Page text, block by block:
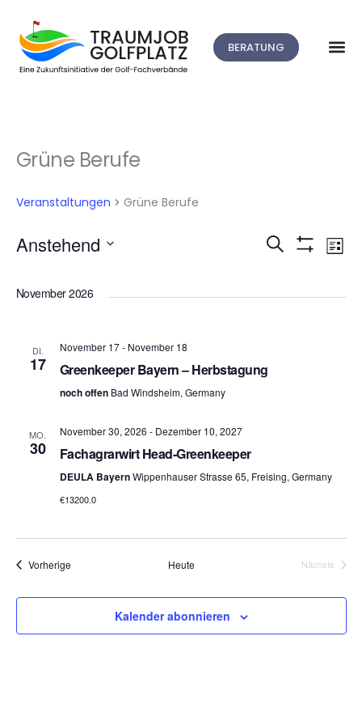
BERATUNG
Grüne Berufe
Veranstaltungen Grüne Berufe
Ansichten,
Suche Liste
Anstehend
wählen.
November 2026
DI.
17
November 17- November 18
Greenkeeper Bayern – Herbstagung
noch offen Bad Windsheim, Germany
MO.
30
November 30, 2026 - Dezember 10, 2027
Fachagrarwirt Head-Greenkeeper
DEULA BayernWippenhauser Strasse 65, Freising, Germany
€13200.0
VorherigeVeranstaltungen Heute
Nächste
Kalender abonnieren